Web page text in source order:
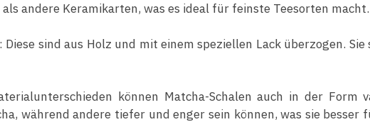
andere Keramikarten, was es ideal für feinste Teesorten macht.
Diese sind aus Holz und mit einem speziellen Lack überzogen.
können Matcha-Schalen auch in der
während andere tiefer und enger sein können, was sie besser